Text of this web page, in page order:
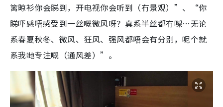
篱晾衫你会睇到，开电视你会听到（冇景观）”、“你
睇吓感唔感受到一丝嘅微风呀？真系半丝都冇㗎…无论
系春夏秋冬、微风、狂风、强风都唔会有分别，呢个就
系我哋专注嘅（通风差）”。